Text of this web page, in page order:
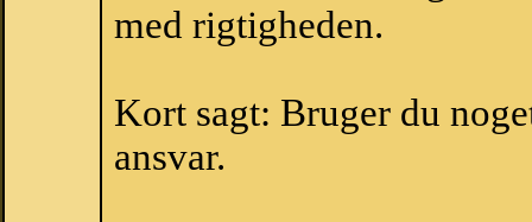
med rigtigheden.
Kort sagt: Bruger du
ansvar.